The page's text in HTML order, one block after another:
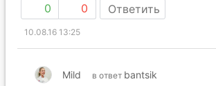
0 0 Ответить
10.08.16 13:25
Mild в ответ bantsik